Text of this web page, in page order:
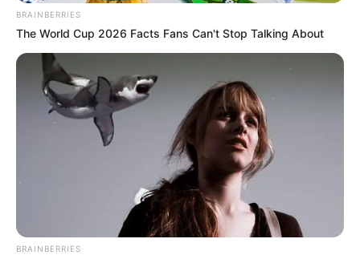
BRAINBERRIES
The World Cup 2026 Facts Fans Can't Stop Talking About
BRAINBERRIES